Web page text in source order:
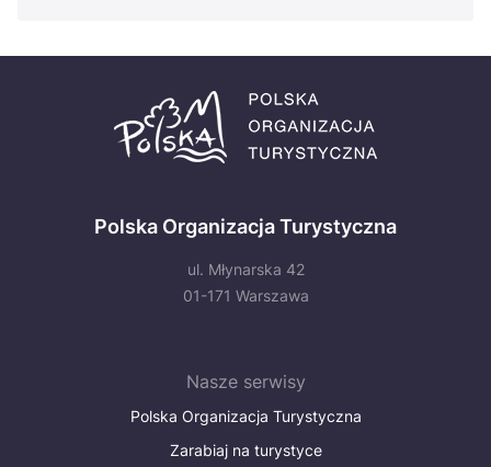
Polska Organizacja Turystyczna
ul. Młynarska 42
01-171 Warszawa
Nasze serwisy
Polska Organizacja Turystyczna
Zarabiaj na turystyce